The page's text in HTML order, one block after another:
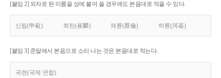
[붙임 2] 외자로 된 이름을 성에 붙여 쓸 경우에도 본음대로 적을 수 있다.
신립(申砬) 최린(崔麟) 채륜(蔡倫) 하륜(河崙)
[붙임 3] 준말에서 본음으로 소리 나는 것은 본음대로 적는다.
국련(국제 연합)